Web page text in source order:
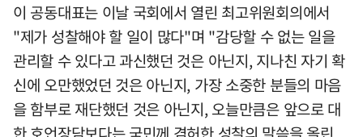
이 공동대표는 이날 국회에서 열린 최고위원회의에서
"제가 성찰해야 할 일이 많다"며 "감당할 수 없는 일을
관리할 수 있다고 과신했던 것은 아닌지, 지나친 자기 확
신에 오만했었던 것은 아닌지, 가장 소중한 분들의 마음
을 함부로 재단했던 것은 아닌지, 오늘만큼은 앞으로 대